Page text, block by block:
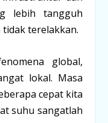
lebih tangguh
terelakkan.
global,
lokal. Masa
cepat kita
suhu sangatlah